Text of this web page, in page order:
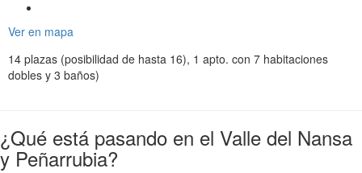
Ver en mapa
14 plazas (posibilidad de hasta 16), 1 apto. con 7 habitaciones
dobles y 3 baños)
¿Qué está pasando en el Valle del Nansa
y Peñarrubia?